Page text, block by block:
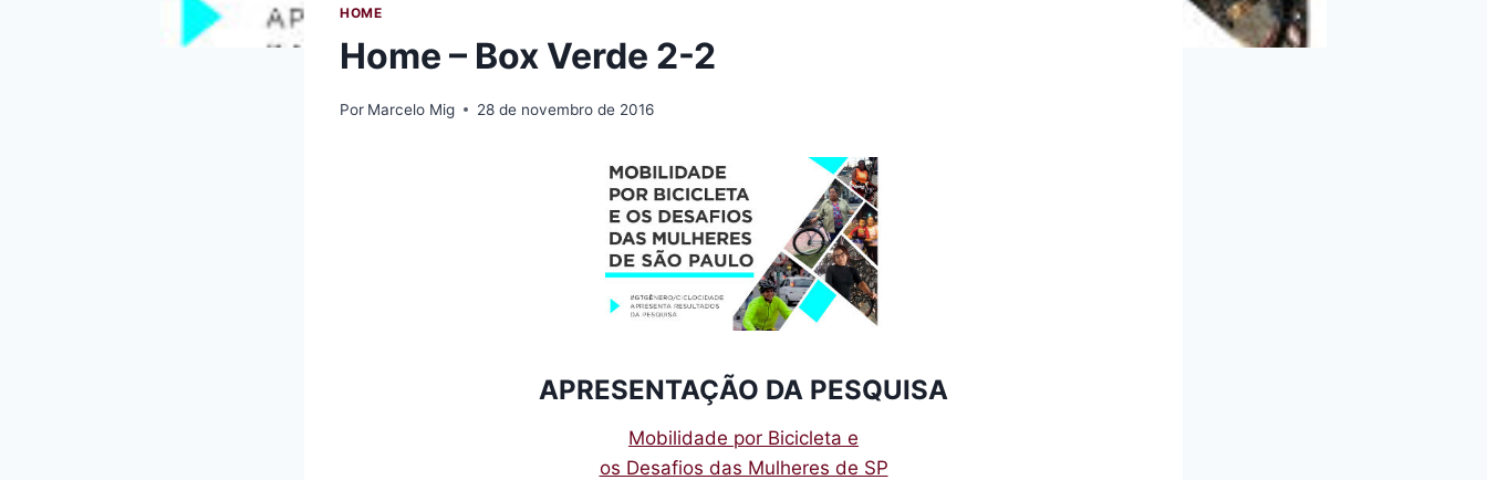
HOME
Home – Box Verde 2-2
Por Marcelo Mig 28 de novembro de 2016
APRESENTAÇÃO DA PESQUISA
Mobilidade por Bicicleta e
os Desafios das Mulheres de SP